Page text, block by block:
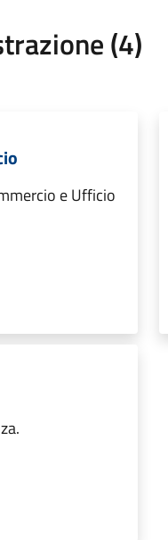
(4)
e Ufficio